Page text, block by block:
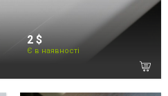
2 $
Є в наявності